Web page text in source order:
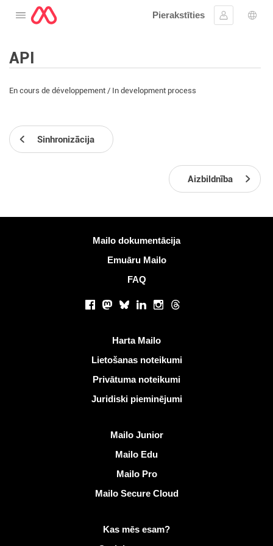
Atveriet izvēlni
Pierakstīties
Ielogoties
API
En cours de développement / In development process
Sinhronizācija
Aizbildnība
Mailo dokumentācija
Emuāru Mailo
FAQ
Facebook
Mastodon
BlueskyLinkedInInstagram
Threads
Harta Mailo
Lietošanas noteikumi
Privātuma noteikumi
Juridiski pieminējumi
Mailo Junior
Mailo Edu
Mailo Pro
Mailo Secure Cloud
Vairāk informācijas vietnē Mailo
Kas mēs esam?